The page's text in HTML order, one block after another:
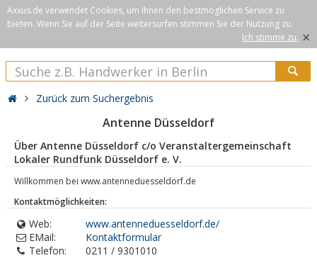
Axxus.de verwendet Cookies, um Ihnen den bestmöglichen Service zu
bieten. Wenn Sie auf der Seite weitersurfen stimmen Sie der Nutzung zu.
Ich stimme zu. ×
Zurück zum Suchergebnis
Antenne Düsseldorf
Über Antenne Düsseldorf c/o Veranstaltergemeinschaft
Lokaler Rundfunk Düsseldorf e. V.
Willkommen bei www.antenneduesseldorf.de
Kontaktmöglichkeiten:
Web:
www.antenneduesseldorf.de/
EMail:
Kontaktformular
Telefon:
0211 / 9301010